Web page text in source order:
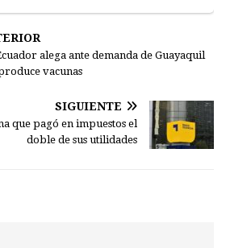
alega ante demanda de Guayaquil
vacunas
SIGUIENTE
que pagó en impuestos el
doble de sus utilidades